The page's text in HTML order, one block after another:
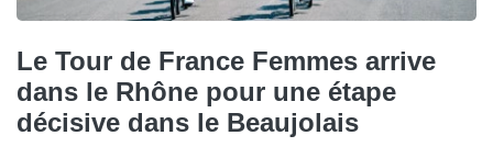
Le Tour de France Femmes arrive
dans le Rhône pour une étape
décisive dans le Beaujolais